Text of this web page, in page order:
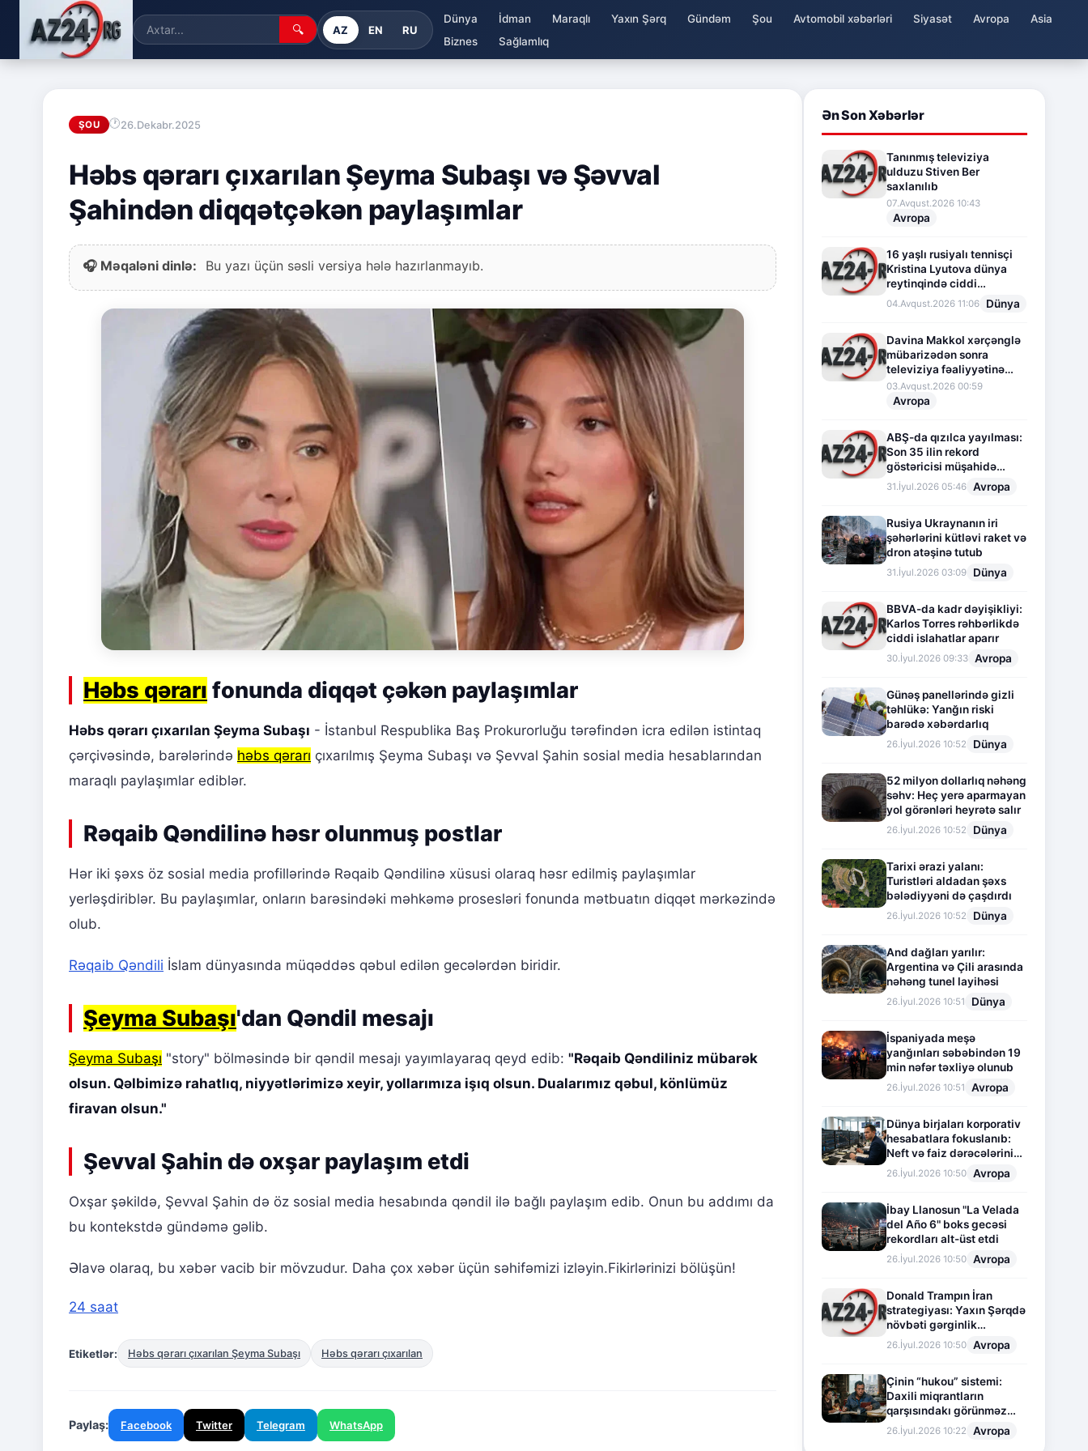
🔍 AZ EN RU
Dünya İdman Maraqlı Yaxın Şərq Gündəm Şou Avtomobil xəbərləri Siyasət Avropa
Asia
Biznes
Sağlamlıq
ŞOU 26.Dekabr.2025
Həbs qərarı çıxarılan Şeyma Subaşı və Şəvval
Şahindən diqqətçəkən paylaşımlar
🎧 Məqaləni dinlə: Bu yazı üçün səsli versiya hələ hazırlanmayıb.
Həbs qərarı fonunda diqqət çəkən paylaşımlar
Həbs qərarı çıxarılan Şeyma Subaşı - İstanbul Respublika Baş Prokurorluğu tərəfindən icra edilən istintaq
çərçivəsində, barələrində həbs qərarı çıxarılmış Şeyma Subaşı və Şevval Şahin sosial media hesablarından
maraqlı paylaşımlar ediblər.
Rəqaib Qəndilinə həsr olunmuş postlar
Hər iki şəxs öz sosial media profillərində Rəqaib Qəndilinə xüsusi olaraq həsr edilmiş paylaşımlar
yerləşdiriblər. Bu paylaşımlar, onların barəsindəki məhkəmə prosesləri fonunda mətbuatın diqqət mərkəzində
olub.
Rəqaib Qəndili İslam dünyasında müqəddəs qəbul edilən gecələrdən biridir.
Şeyma Subaşı'dan Qəndil mesajı
Şeyma Subaşı "story" bölməsində bir qəndil mesajı yayımlayaraq qeyd edib: "Rəqaib Qəndiliniz mübarək
olsun. Qəlbimizə rahatlıq, niyyətlərimizə xeyir, yollarımıza işıq olsun. Dualarımız qəbul, könlümüz
firavan olsun."
Şevval Şahin də oxşar paylaşım etdi
Oxşar şəkildə, Şevval Şahin də öz sosial media hesabında qəndil ilə bağlı paylaşım edib. Onun bu addımı da
bu kontekstdə gündəmə gəlib.
Əlavə olaraq, bu xəbər vacib bir mövzudur. Daha çox xəbər üçün səhifəmizi izləyin.Fikirlərinizi bölüşün!
24 saat
Etiketlər: Həbs qərarı çıxarılan Şeyma Subaşı Həbs qərarı çıxarılan
Paylaş: Facebook Twitter Telegram WhatsApp
Ən Son Xəbərlər
Tanınmış televiziya
ulduzu Stiven Ber
saxlanılıb
07.Avqust.2026 10:43
Avropa
16 yaşlı rusiyalı tennisçi
Kristina Lyutova dünya
reytinqində ciddi
irəliləyişə imza atdı
04.Avqust.2026 11:06 Dünya
Davina Makkol xərçənglə
mübarizədən sonra
televiziya fəaliyyətinə
fasilə verir
03.Avqust.2026 00:59
Avropa
ABŞ-da qızılca yayılması:
Son 35 ilin rekord
göstəricisi müşahidə
olunur
31.İyul.2026 05:46 Avropa
Rusiya Ukraynanın iri
şəhərlərini kütləvi raket və
dron atəşinə tutub
31.İyul.2026 03:09 Dünya
BBVA-da kadr dəyişikliyi:
Karlos Torres rəhbərlikdə
ciddi islahatlar aparır
30.İyul.2026 09:33 Avropa
Günəş panellərində gizli
təhlükə: Yanğın riski
barədə xəbərdarlıq
26.İyul.2026 10:52 Dünya
52 milyon dollarlıq nəhəng
səhv: Heç yerə aparmayan
yol görənləri heyrətə salır
26.İyul.2026 10:52 Dünya
Tarixi ərazi yalanı:
Turistləri aldadan şəxs
bələdiyyəni də çaşdırdı
26.İyul.2026 10:52 Dünya
And dağları yarılır:
Argentina və Çili arasında
nəhəng tunel layihəsi
26.İyul.2026 10:51 Dünya
İspaniyada meşə
yanğınları səbəbindən 19
min nəfər təxliyə olunub
26.İyul.2026 10:51 Avropa
Dünya birjaları korporativ
hesabatlara fokuslanıb:
Neft və faiz dərəcələrinin
təsiri altında cari vəziyyət
26.İyul.2026 10:50 Avropa
İbay Llanosun "La Velada
del Año 6" boks gecəsi
rekordları alt-üst etdi
26.İyul.2026 10:50 Avropa
Donald Trampın İran
strategiyası: Yaxın Şərqdə
növbəti gərginlik
mərhələsi
26.İyul.2026 10:50 Avropa
Çinin “hukou” sistemi:
Daxili miqrantların
qarşısındakı görünməz
sədd
26.İyul.2026 10:22 Avropa